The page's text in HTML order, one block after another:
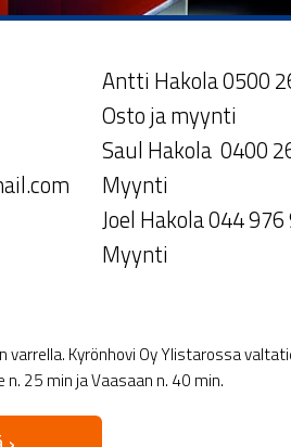
Antti Hakola 0500
Osto ja myynti
Saul Hakola 0400
Myynti
Joel Hakola 044
Myynti
Kyrönhovi Oy Ylistarossa
25 min ja Vaasaan n. 40 min.